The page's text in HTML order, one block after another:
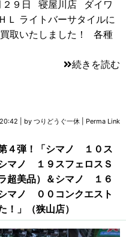
２９日 寝屋川店 ダイワ
Ｌ ライトバーサタイルに
取いたしました！ 各種
続きを読む
by つりどうぐ一休 Perma Link
４弾！「シマノ １０ス
マノ １９スフェロスＳ
超美品）＆シマノ １６
マノ ００コンクエスト
！」（狭山店）